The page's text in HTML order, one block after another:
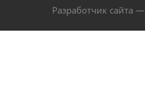
Разработчик сайта —